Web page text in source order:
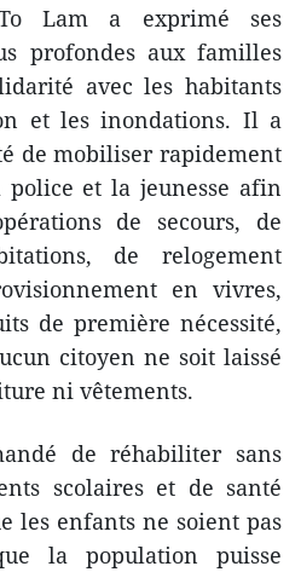
Lam a exprimé ses
profondes aux familles
avec les habitants
et les inondations. Il a
de mobiliser rapidement
police et la jeunesse afin
de secours, de
de relogement
en vivres,
de première nécessité,
citoyen ne soit laissé
ni vêtements.
de réhabiliter sans
scolaires et de santé
les enfants ne soient pas
la population puisse